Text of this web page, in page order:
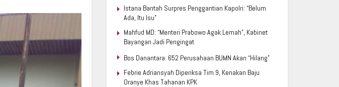
Istana Bantah Surpres Penggantian Kapolri: “Belum
Ada, Itu Isu”
Mahfud MD: “Menteri Prabowo Agak Lemah”, Kabinet
Bayangan Jadi Pengingat
Bos Danantara: 652 Perusahaan BUMN Akan “Hilang”
Febrie Adriansyah Diperiksa Tim 9, Kenakan Baju
Oranye Khas Tahanan KPK